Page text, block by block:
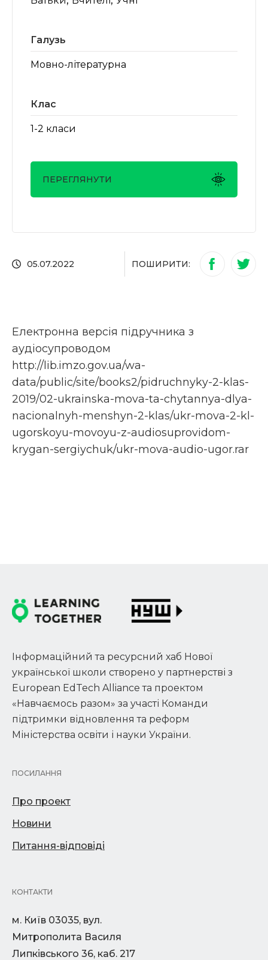
05.07.2022 ПОШИРИТИ:
Електронна версія підручника з
аудіосупроводом
http://lib.imzo.gov.ua/wa-
data/public/site/books2/pidruchnyky-2-klas-
2019/02-ukrainska-mova-ta-chytannya-dlya-
nacionalnyh-menshyn-2-klas/ukr-mova-2-kl-
ugorskoyu-movoyu-z-audiosuprovidom-
krygan-sergiychuk/ukr-mova-audio-ugor.rar
Галузь
Мовно-літературна
Клас
1-2 класи
ПЕРЕГЛЯНУТИ
Інформаційний та ресурсний хаб Нової
української школи створено у партнерстві з
European EdTech Alliance та проектом
«Навчаємось разом» за участі Команди
підтримки відновлення та реформ
Міністерства освіти і науки України.
ПОСИЛАННЯ
Про проект
Новини
Питання-відповіді
КОНТАКТИ
м. Київ 03035, вул.
Митрополита Василя
Липківського 36, каб. 217